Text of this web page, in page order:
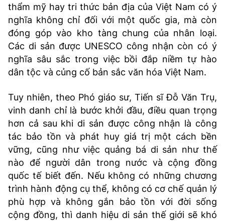
thẩm mỹ hay tri thức bản địa của Việt Nam có ý
nghĩa không chỉ đối với một quốc gia, mà còn
đóng góp vào kho tàng chung của nhân loại.
Các di sản được UNESCO công nhận còn có ý
nghĩa sâu sắc trong việc bồi đắp niềm tự hào
dân tộc và củng cố bản sắc văn hóa Việt Nam.
Tuy nhiên, theo Phó giáo sư, Tiến sĩ Đỗ Văn Trụ,
vinh danh chỉ là bước khởi đầu, điều quan trọng
hơn cả sau khi di sản được công nhận là công
tác bảo tồn và phát huy giá trị một cách bền
vững, cũng như việc quảng bá di sản như thế
nào để người dân trong nước và cộng đồng
quốc tế biết đến. Nếu không có những chương
trình hành động cụ thể, không có cơ chế quản lý
phù hợp và không gắn bảo tồn với đời sống
cộng đồng, thì danh hiệu di sản thế giới sẽ khó